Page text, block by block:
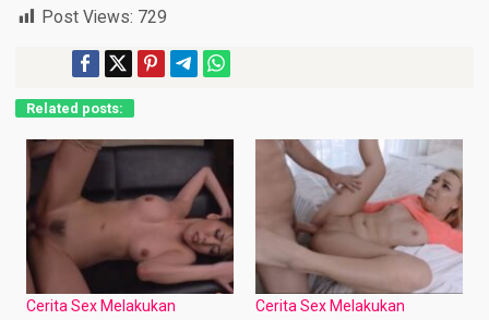
Post Views: 729
Related posts:
Cerita Sex Melakukan
Cerita Sex Melakukan